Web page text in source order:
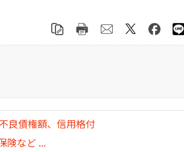
良債権額、信用格付
険など ...